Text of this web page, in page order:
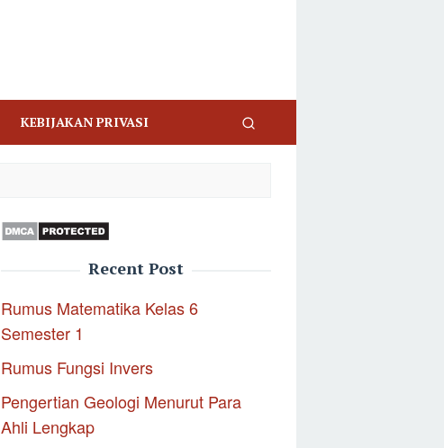
KEBIJAKAN PRIVASI
Recent Post
Rumus Matematika Kelas 6
Semester 1
Rumus Fungsi Invers
Pengertian Geologi Menurut Para
Ahli Lengkap